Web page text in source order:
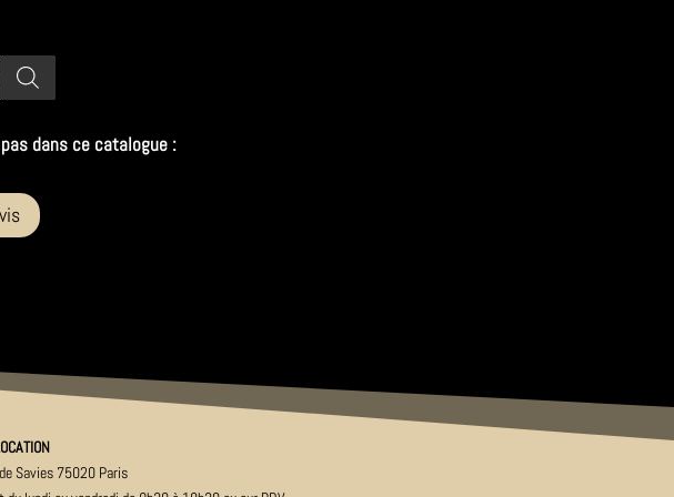
dans ce catalogue :
Savies 75020 Paris